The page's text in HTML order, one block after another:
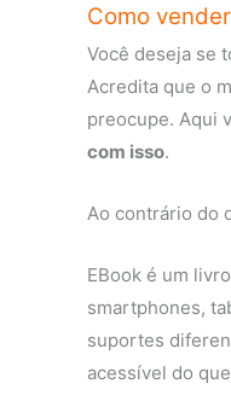
Como
Você deseja se
Acredita que o
preocupe. Aqui
com isso.
Ao contrário do
EBook é um
smartphones,
suportes
acessível do